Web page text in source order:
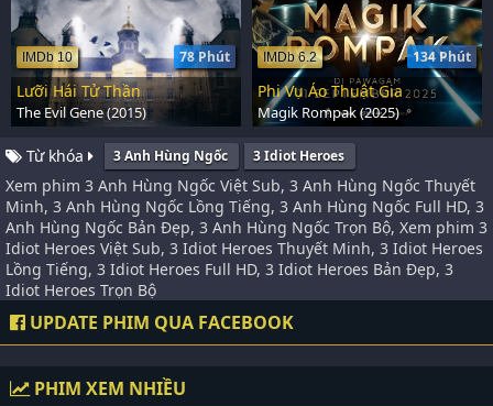
78 Phút
IMDb 10
Lưỡi Hái Tử Thần
The Evil Gene (2015)
134 Phút
IMDb 6.2
Phi Vụ Ảo Thuật Gia
Magik Rompak (2025)
Từ khóa 3 Anh Hùng Ngốc 3 Idiot Heroes
Xem phim 3 Anh Hùng Ngốc Việt Sub, 3 Anh Hùng Ngốc Thuyết
Minh, 3 Anh Hùng Ngốc Lồng Tiếng, 3 Anh Hùng Ngốc Full HD, 3
Anh Hùng Ngốc Bản Đẹp, 3 Anh Hùng Ngốc Trọn Bộ, Xem phim 3
Idiot Heroes Việt Sub, 3 Idiot Heroes Thuyết Minh, 3 Idiot Heroes
Lồng Tiếng, 3 Idiot Heroes Full HD, 3 Idiot Heroes Bản Đẹp, 3
Idiot Heroes Trọn Bộ
UPDATE PHIM QUA FACEBOOK
PHIM XEM NHIỀU